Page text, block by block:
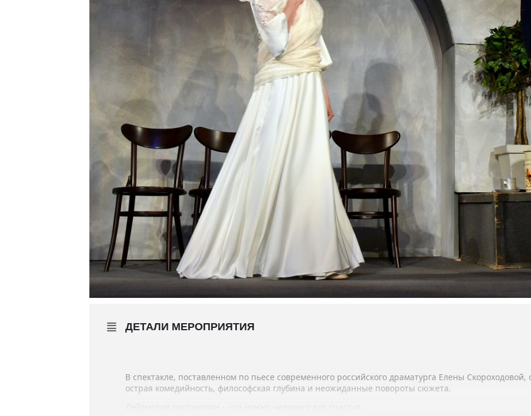
ДЕТАЛИ МЕРОПРИЯТИЯ
В спектакле, поставленном по пьесе современного российского драматурга Елены
острая комедийность, философская глубина и неожиданные повороты сюжета.